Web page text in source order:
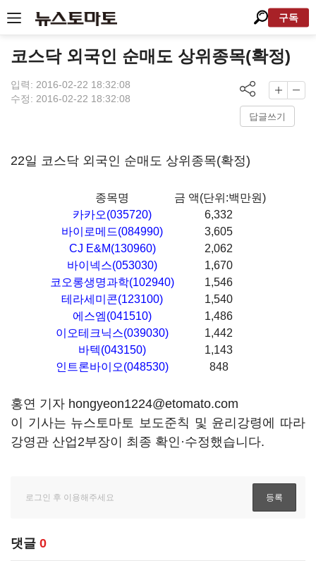
구독
코스닥 외국인 순매도 상위종목(확정)
입력: 2016-02-22 18:32:08
수정: 2016-02-22 18:32:08
답글쓰기
22일 코스닥 외국인 순매도 상위종목(확정)
종목명
금 액(단위:백만원)
카카오(035720)
6,332
바이로메드(084990)
3,605
CJ E&M(130960)
2,062
바이넥스(053030)
1,670
코오롱생명과학(102940)
1,546
테라세미콘(123100)
1,540
에스엠(041510)
1,486
이오테크닉스(039030)
1,442
바텍(043150)
1,143
인트론바이오(048530)
848
홍연 기자 hongyeon1224@etomato.com
이 기사는 뉴스토마토 보도준칙 및 윤리강령에 따라
강영관 산업2부장이 최종 확인·수정했습니다.
댓글 0